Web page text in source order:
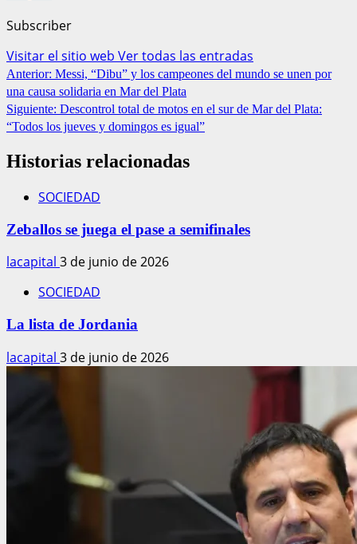
Subscriber
Visitar el sitio web Ver todas las entradas
Anterior: Messi, “Dibu” y los campeones del mundo se unen por
una causa solidaria en Mar del Plata
Siguiente: Descontrol total de motos en el sur de Mar del Plata:
“Todos los jueves y domingos es igual”
Historias relacionadas
SOCIEDAD
Zeballos se juega el pase a semifinales
lacapital 3 de junio de 2026
SOCIEDAD
La lista de Jordania
lacapital 3 de junio de 2026